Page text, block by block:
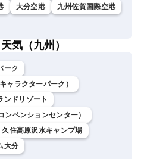
大分空港
九州佐賀国際空港
気（九州）
ーク
ャラクターパーク）
ンドリゾート
ベンションセンター）
久住高原沢水キャンプ場
大分